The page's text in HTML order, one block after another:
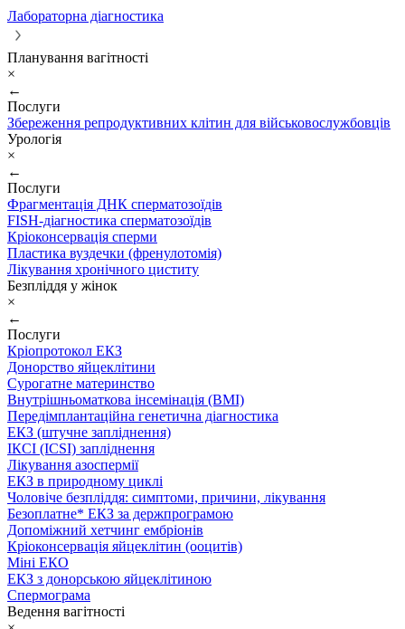
Лабораторна діагностика
Планування вагітності
×
←
Послуги
Збереження репродуктивних клітин для військовослужбовців
Урологія
×
←
Послуги
Фрагментація ДНК сперматозоїдів
FISH-діагностика сперматозоїдів
Кріоконсервація сперми
Пластика вуздечки (френулотомія)
Лікування хронічного циститу
Безпліддя у жінок
×
←
Послуги
Кріопротокол ЕКЗ
Донорство яйцеклітини
Сурогатне материнство
Внутрішньоматкова інсемінація (ВМІ)
Передімплантаційна генетична діагностика
ЕКЗ (штучне запліднення)
ІКСІ (ICSI) запліднення
Лікування азоспермії
ЕКЗ в природному циклі
Чоловіче безпліддя: симптоми, причини, лікування
Безоплатне* ЕКЗ за держпрограмою
Допоміжний хетчинг ембріонів
Кріоконсервація яйцеклітин (ооцитів)
Міні ЕКО
ЕКЗ з донорською яйцеклітиною
Спермограма
Ведення вагітності